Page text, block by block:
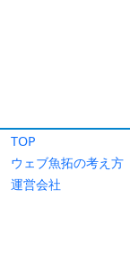
TOP
ウェブ魚拓の考え方
運営会社